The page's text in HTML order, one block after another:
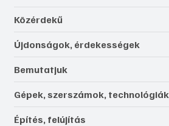
Közérdekű
Újdonságok, érdekességek
Bemutatjuk
Gépek, szerszámok, technológiák
Építés, felújítás